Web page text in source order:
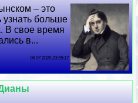
– это
узнать больше
В свое время
в...
06 07 2026 23:55:17